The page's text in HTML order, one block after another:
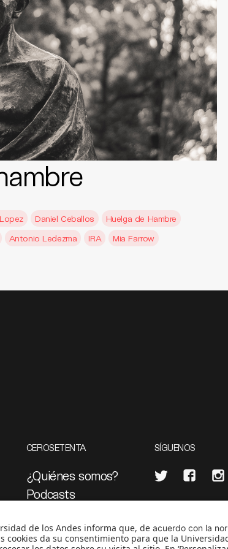
Daniel Ceballos
Huelga de Hambre
Antonio Ledezma IRA
Mia Farrow
CEROSETENTA
¿Quiénes somos?
Podcasts
Proyectos 070
SÍGUENOS
CONTÁCTANOS